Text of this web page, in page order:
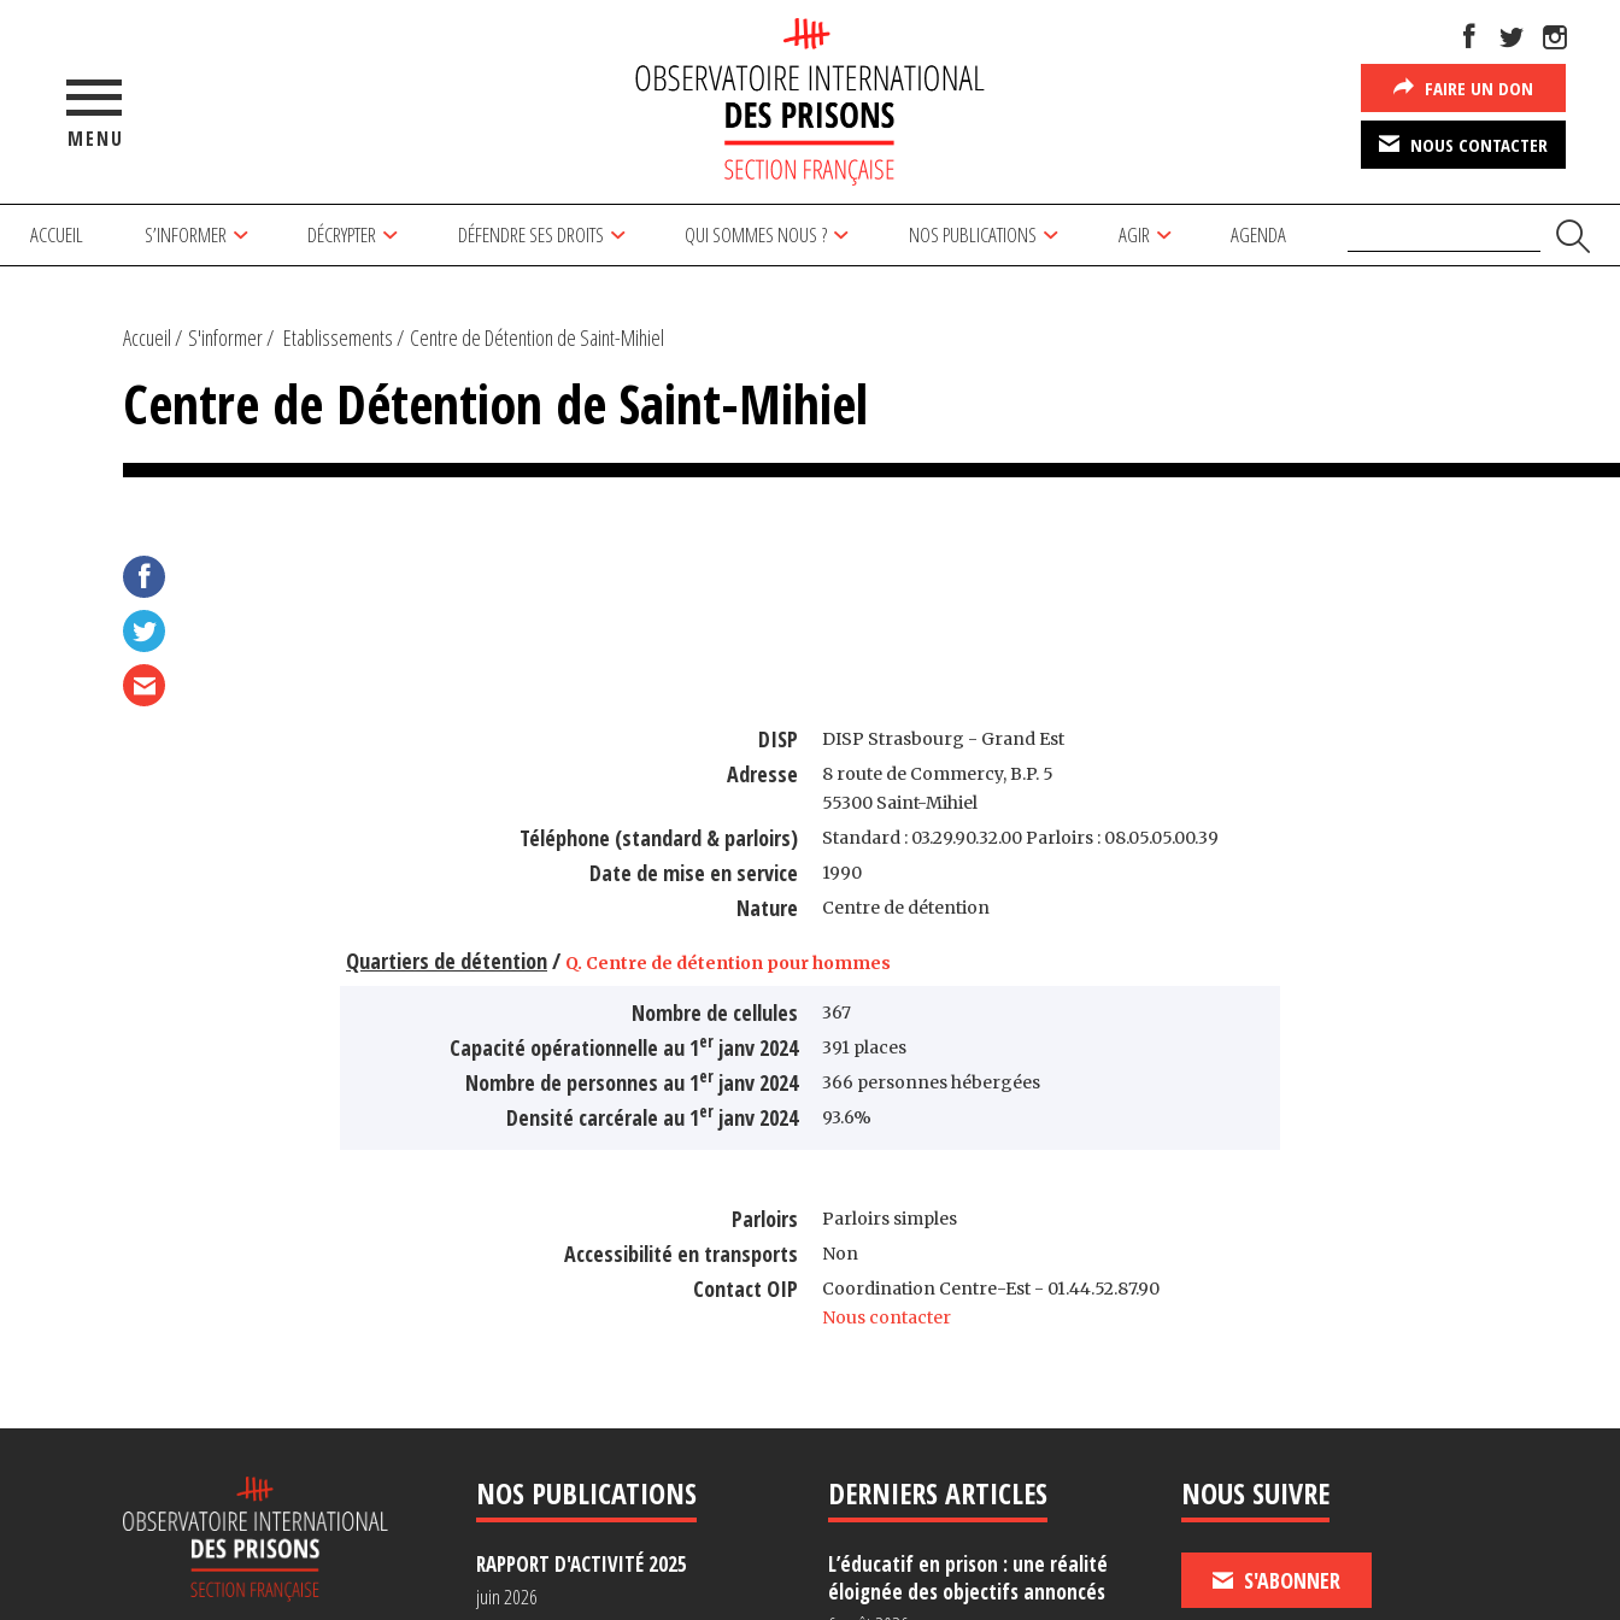
MENU
FAIRE UN DON
NOUS CONTACTER
ACCUEIL S’INFORMER DÉCRYPTER DÉFENDRE SES DROITS QUI SOMMES NOUS ? NOS PUBLICATIONS AGIR AGENDA
Accueil S'informer Etablissements Centre de Détention de Saint-Mihiel
Centre de Détention de Saint-Mihiel
DISP DISP Strasbourg - Grand Est
Adresse
8 route de Commercy, B.P. 5
55300 Saint-Mihiel
Téléphone (standard & parloirs) Standard : 03.29.90.32.00 Parloirs : 08.05.05.00.39
Date de mise en service 1990
Nature Centre de détention
Quartiers de détention/ Q. Centre de détention pour hommes
Nombre de cellules 367
Capacité opérationnelle au 1er janv 2024 391 places
Nombre de personnes au 1er janv 2024 366 personnes hébergées
Densité carcérale au 1er janv 2024 93.6%
Parloirs Parloirs simples
Accessibilité en transports Non
Contact OIP
Coordination Centre-Est - 01.44.52.87.90
Nous contacter
NOS PUBLICATIONS
RAPPORT D'ACTIVITÉ 2025
juin 2026
DERNIERS ARTICLES
L’éducatif en prison : une réalité
éloignée des objectifs annoncés
NOUS SUIVRE
S'ABONNER